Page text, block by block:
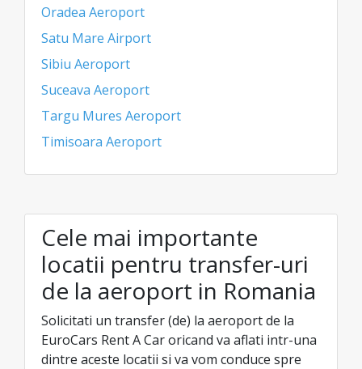
Oradea Aeroport
Satu Mare Airport
Sibiu Aeroport
Suceava Aeroport
Targu Mures Aeroport
Timisoara Aeroport
Cele mai importante
locatii pentru transfer-uri
de la aeroport in Romania
Solicitati un transfer (de) la aeroport de la
EuroCars Rent A Car oricand va aflati intr-una
dintre aceste locatii si va vom conduce spre